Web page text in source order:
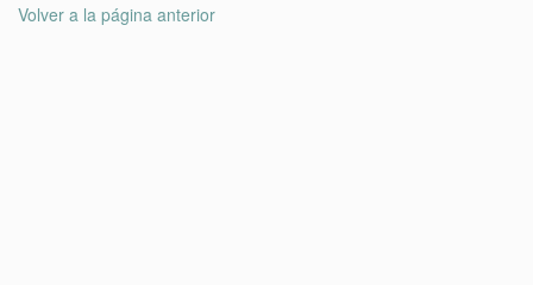
Volver a la página anterior